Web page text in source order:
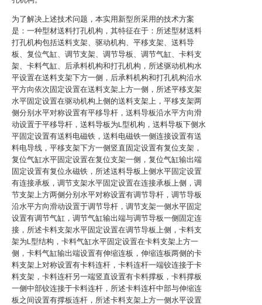
为了解决上述技术问题，本实用新型所采用的技术方案
是：一种型材送料打孔机构，其特征在于：所述型材送料
打孔机构包括送料支架、驱动机构、平移支架、送料导
板、复位气缸、调节支架、调节导板、调节气缸、卡料支
架、卡料气缸、后承料机构和打孔机构，所述驱动机构水
平设置在送料支架下方一侧，后承料机构和打孔机构沿水
平方向依次固定设置在送料支架上方一侧，所述平移支架
水平固定设置在驱动机构上侧的送料支架上，平移支架两
侧分别水平对称设置有平移导杆，送料导板沿水平方向滑
动设置于平移导杆，送料导板为L型机构，送料导板下侧水
平固定设置有送料电磁铁，送料电磁铁一侧连接设置有送
料电导线，平移支架下方一侧竖直固定设置有复位支架，
复位气缸水平固定设置在复位支架一侧，复位气缸输出端
固定设置有复位永磁铁，所述送料导板上侧水平固定设置
有连接承板，调节支架水平固定设置在连接承板上侧，调
节支架上方两侧分别水平对称设置有调节导杆，调节导板
沿水平方向滑动设置于调节导杆，调节支架一侧水平固定
设置有调节气缸，调节气缸输出端与调节导板一侧固定连
接，所述卡料支架水平固定设置在调节导板上侧，卡料支
架为L型结构，卡料气缸水平固定设置在卡料支架上方一
侧，卡料气缸输出端设置有伸缩连板，伸缩连板两侧的卡
料支架上对称设置有卡料连杆，卡料连杆一端铰连接于卡
料支架，卡料连杆另一端竖直设置有卡料撑板，卡料撑板
一侧中部铰连接于卡料连杆，所述卡料连杆中部与伸缩连
板之间设置有撑板连杆，所述卡料支架上方一侧水平设置